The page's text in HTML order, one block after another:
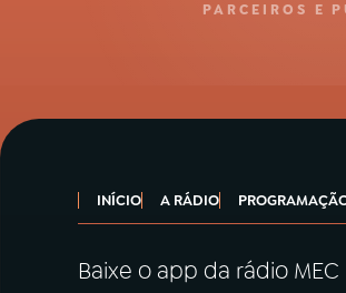
PARCEIROS E
INÍCIO A RÁDIO
Baixe o app da rádio MEC